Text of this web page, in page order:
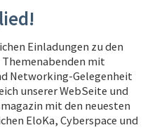
Einladungen zu den
mit
Networking-Gelegenheit
unserer WebSeite und
mit den neuesten
EloKa, Cyberspace und